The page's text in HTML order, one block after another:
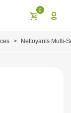
0
> Nettoyants Multi-